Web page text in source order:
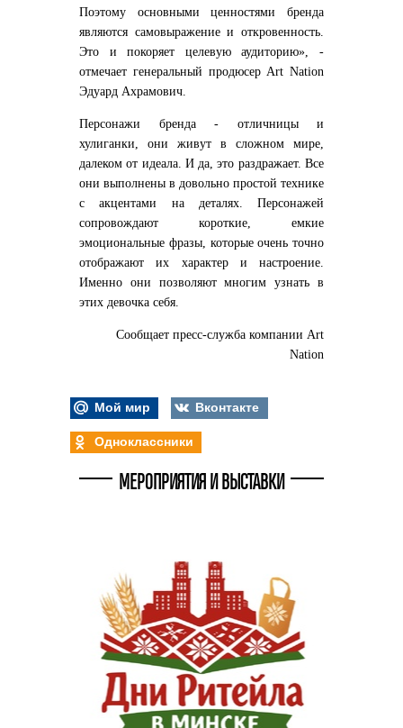
Поэтому основными ценностями бренда
являются самовыражение и откровенность.
Это и покоряет целевую аудиторию», -
отмечает генеральный продюсер Art Nation
Эдуард Ахрамович.
Персонажи бренда - отличницы и
хулиганки, они живут в сложном мире,
далеком от идеала. И да, это раздражает. Все
они выполнены в довольно простой технике
с акцентами на деталях. Персонажей
сопровождают короткие, емкие
эмоциональные фразы, которые очень точно
отображают их характер и настроение.
Именно они позволяют многим узнать в
этих девочка себя.
Сообщает пресс-служба компании Art
Nation
Мой мир
Вконтакте
Одноклассники
МЕРОПРИЯТИЯ И ВЫСТАВКИ